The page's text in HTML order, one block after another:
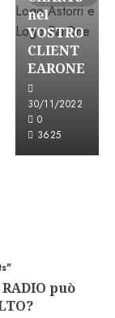
nel
VOSTRO
CLIENT
EARONE
30/11/2022
0
3625
può